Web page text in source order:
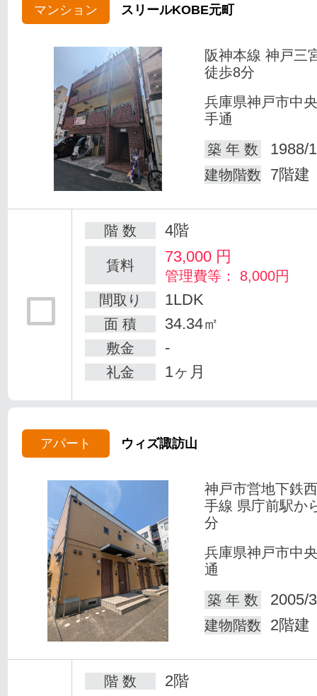
マンション スリールKOBE元町
阪神本線 神戸三
徒歩8分
兵庫県神戸市中
手通
築 年 数
1988/
建物階数 7階建
階 数 4階
賃料 73,000 円
管理費等： 8,000円
間取り
1LDK
面 積 34.34㎡
敷金 -
礼金 1ヶ月
アパート ウィズ諏訪山
神戸市営地下鉄
手線 県庁前駅か
分
兵庫県神戸市中
通
築 年 数
2005/
建物階数 2階建
階 数 2階